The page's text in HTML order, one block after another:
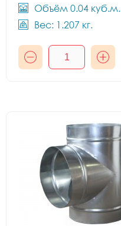
Объём 0.04 куб.м.
Вес: 1.207 кг.